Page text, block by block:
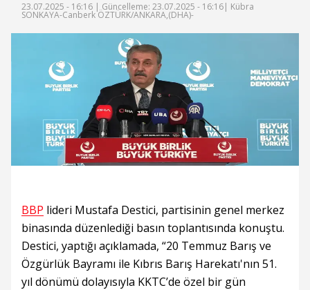
23.07.2025 - 16:16 | Güncelleme: 23.07.2025 - 16:16| Kübra
SONKAYA-Canberk ÖZTÜRK/ANKARA,(DHA)-
BBP lideri Mustafa Destici, partisinin genel merkez
binasında düzenlediği basın toplantısında konuştu.
Destici, yaptığı açıklamada, “20 Temmuz Barış ve
Özgürlük Bayramı ile Kıbrıs Barış Harekatı'nın 51.
yıl dönümü dolayısıyla KKTC’de özel bir gün